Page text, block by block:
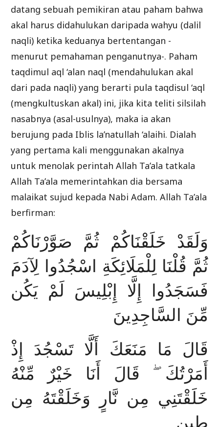
datang sebuah pemikiran atau paham bahwa
akal harus didahulukan daripada wahyu (dalil
naqli) ketika keduanya bertentangan -
menurut pemahaman penganutnya-. Paham
taqdimul aql ‘alan naql (mendahulukan akal
dari pada naqli) yang berarti pula taqdisul ‘aql
(mengkultuskan akal) ini, jika kita teliti silsilah
nasabnya (asal-usulnya), maka ia akan
berujung pada Iblis la’natullah ‘alaihi. Dialah
yang pertama kali menggunakan akalnya
untuk menolak perintah Allah Ta’ala tatkala
Allah Ta’ala memerintahkan dia bersama
malaikat sujud kepada Nabi Adam. Allah Ta’ala
berfirman:
وَلَقَدْ خَلَقْنَاكُمْ ثُمَّ صَوَّرْنَاكُمْ
ثُمَّ قُلْنَا لِلْمَلَائِكَةِ اسْجُدُوا لِآدَمَ
فَسَجَدُوا إِلَّا إِبْلِيسَ لَمْ يَكُن
مِّنَ السَّاجِدِينَ
قَالَ مَا مَنَعَكَ أَلَّا تَسْجُدَ إِذْ
أَمَرْتُكَ ۖ قَالَ أَنَا خَيْرٌ مِّنْهُ
خَلَقْتَنِي مِن نَّارٍ وَخَلَقْتَهُ مِن
طِينٍ